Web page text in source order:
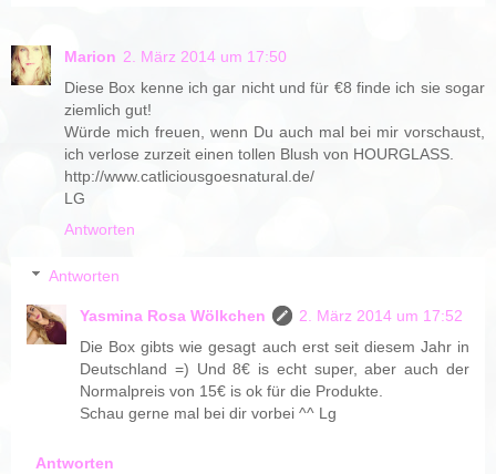
Marion 2. März 2014 um 17:50
Diese Box kenne ich gar nicht und für €8 finde ich sie sogar
ziemlich gut!
Würde mich freuen, wenn Du auch mal bei mir vorschaust,
ich verlose zurzeit einen tollen Blush von HOURGLASS.
http://www.catliciousgoesnatural.de/
LG
Antworten
Antworten
Yasmina Rosa Wölkchen
2. März 2014 um 17:52
Die Box gibts wie gesagt auch erst seit diesem Jahr in
Deutschland =) Und 8€ is echt super, aber auch der
Normalpreis von 15€ is ok für die Produkte.
Schau gerne mal bei dir vorbei ^^ Lg
Antworten